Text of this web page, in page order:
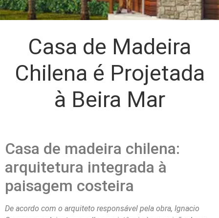
Casa de Madeira
Chilena é Projetada
à Beira Mar
Casa de madeira chilena:
arquitetura integrada à
paisagem costeira
De acordo com o arquiteto responsável pela obra, Ignacio